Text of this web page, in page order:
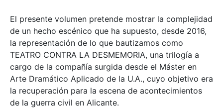
El presente volumen pretende mostrar la complejidad
de un hecho escénico que ha supuesto, desde 2016,
la representación de lo que bautizamos como
TEATRO CONTRA LA DESMEMORIA, una trilogía a
cargo de la compañía surgida desde el Máster en
Arte Dramático Aplicado de la U.A., cuyo objetivo era
la recuperación para la escena de acontecimientos
de la guerra civil en Alicante.